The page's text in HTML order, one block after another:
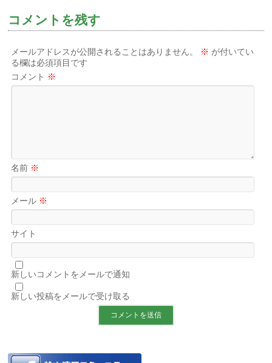
コメントを残す
メールアドレスが公開されることはありません。 ※ が付いてい
る欄は必須項目です
コメント ※
名前 ※
メール ※
サイト
新しいコメントをメールで通知
新しい投稿をメールで受け取る